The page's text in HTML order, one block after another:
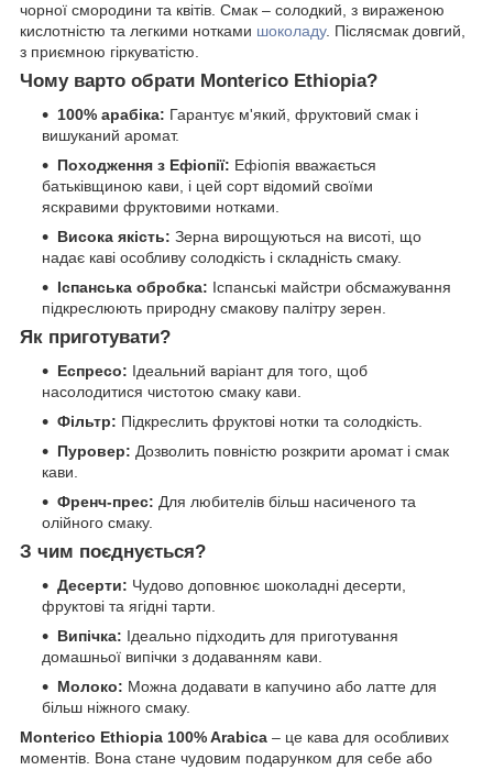
чорної смородини та квітів. Смак – солодкий, з вираженою
кислотністю та легкими нотками шоколаду. Післясмак довгий,
з приємною гіркуватістю.
Чому варто обрати Monterico Ethiopia?
100% арабіка: Гарантує м'який, фруктовий смак і
вишуканий аромат.
Походження з Ефіопії: Ефіопія вважається
батьківщиною кави, і цей сорт відомий своїми
яскравими фруктовими нотками.
Висока якість: Зерна вирощуються на висоті, що
надає каві особливу солодкість і складність смаку.
Іспанська обробка: Іспанські майстри обсмажування
підкреслюють природну смакову палітру зерен.
Як приготувати?
Еспресо: Ідеальний варіант для того, щоб
насолодитися чистотою смаку кави.
Фільтр: Підкреслить фруктові нотки та солодкість.
Пуровер: Дозволить повністю розкрити аромат і смак
кави.
Френч-прес: Для любителів більш насиченого та
олійного смаку.
З чим поєднується?
Десерти: Чудово доповнює шоколадні десерти,
фруктові та ягідні тарти.
Випічка: Ідеально підходить для приготування
домашньої випічки з додаванням кави.
Молоко: Можна додавати в капучино або латте для
більш ніжного смаку.
Monterico Ethiopia 100% Arabica – це кава для особливих
моментів. Вона стане чудовим подарунком для себе або